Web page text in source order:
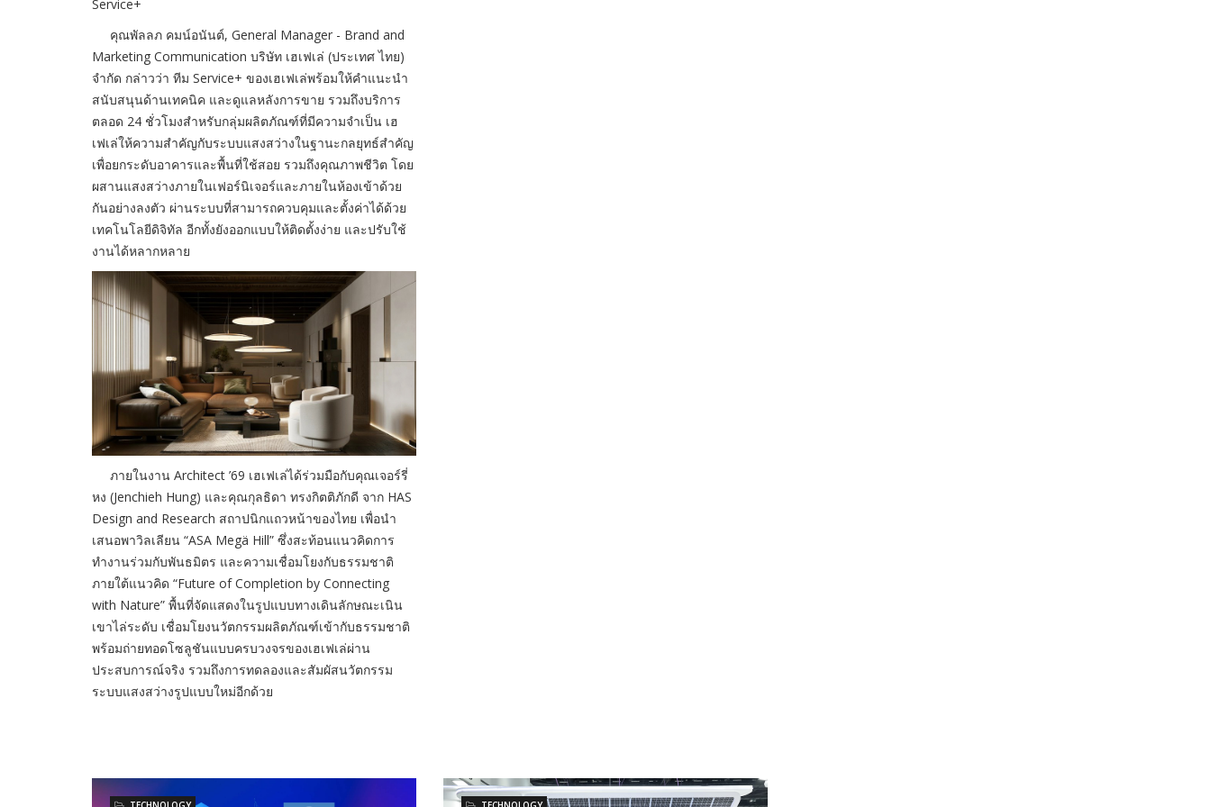
Service+
คุณพัลลภ คมน์อนันต์, General Manager - Brand and
Marketing Communication บริษัท เฮเฟเล่ (ประเทศ ไทย)
จำกัด กล่าวว่า ทีม Service+ ของเฮเฟเล่พร้อมให้คำแนะนำ
สนับสนุนด้านเทคนิค และดูแลหลังการขาย รวมถึงบริการ
ตลอด 24 ชั่วโมงสำหรับกลุ่มผลิตภัณฑ์ที่มีความจำเป็น เฮ
เฟเล่ให้ความสำคัญกับระบบแสงสว่างในฐานะกลยุทธ์สำคัญ
เพื่อยกระดับอาคารและพื้นที่ใช้สอย รวมถึงคุณภาพชีวิต โดย
ผสานแสงสว่างภายในเฟอร์นิเจอร์และภายในห้องเข้าด้วย
กันอย่างลงตัว ผ่านระบบที่สามารถควบคุมและตั้งค่าได้ด้วย
เทคโนโลยีดิจิทัล อีกทั้งยังออกแบบให้ติดตั้งง่าย และปรับใช้
งานได้หลากหลาย
ภายในงาน Architect ’69 เฮเฟเล่ได้ร่วมมือกับคุณเจอร์รี่
หง (Jenchieh Hung) และคุณกุลธิดา ทรงกิตติภักดี จาก HAS
Design and Research สถาปนิกแถวหน้าของไทย เพื่อนำ
เสนอพาวิลเลียน “ASA Megä Hill” ซึ่งสะท้อนแนวคิดการ
ทำงานร่วมกับพันธมิตร และความเชื่อมโยงกับธรรมชาติ
ภายใต้แนวคิด “Future of Completion by Connecting
with Nature” พื้นที่จัดแสดงในรูปแบบทางเดินลักษณะเนิน
เขาไล่ระดับ เชื่อมโยงนวัตกรรมผลิตภัณฑ์เข้ากับธรรมชาติ
พร้อมถ่ายทอดโซลูชันแบบครบวงจรของเฮเฟเล่ผ่าน
ประสบการณ์จริง รวมถึงการทดลองและสัมผัสนวัตกรรม
ระบบแสงสว่างรูปแบบใหม่อีกด้วย